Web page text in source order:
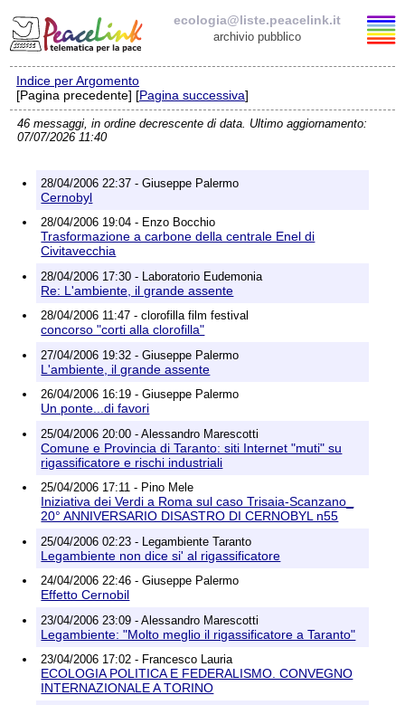
ecologia@liste.peacelink.it
archivio pubblico
Elenco delle liste
ecologia@liste.peacelink.it
Informativa sulla privacy
Richieste di rimozione
Indice per Argomento
[Pagina precedente] [Pagina successiva]
46 messaggi, in ordine decrescente di data. Ultimo aggiornamento:
07/07/2026 11:40
28/04/2006 22:37 - Giuseppe Palermo
Cernobyl
28/04/2006 19:04 - Enzo Bocchio
Trasformazione a carbone della centrale Enel di
Civitavecchia
28/04/2006 17:30 - Laboratorio Eudemonia
Re: L'ambiente, il grande assente
28/04/2006 11:47 - clorofilla film festival
concorso "corti alla clorofilla"
27/04/2006 19:32 - Giuseppe Palermo
L'ambiente, il grande assente
26/04/2006 16:19 - Giuseppe Palermo
Un ponte...di favori
25/04/2006 20:00 - Alessandro Marescotti
Comune e Provincia di Taranto: siti Internet "muti" su
rigassificatore e rischi industriali
25/04/2006 17:11 - Pino Mele
Iniziativa dei Verdi a Roma sul caso Trisaia-Scanzano_
20° ANNIVERSARIO DISASTRO DI CERNOBYL n55
25/04/2006 02:23 - Legambiente Taranto
Legambiente non dice si' al rigassificatore
24/04/2006 22:46 - Giuseppe Palermo
Effetto Cernobil
23/04/2006 23:09 - Alessandro Marescotti
Legambiente: "Molto meglio il rigassificatore a Taranto"
23/04/2006 17:02 - Francesco Lauria
ECOLOGIA POLITICA E FEDERALISMO. CONVEGNO
INTERNAZIONALE A TORINO